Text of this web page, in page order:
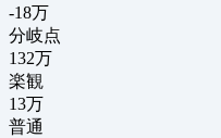
-18万
分岐点
132万
楽観
13万
普通